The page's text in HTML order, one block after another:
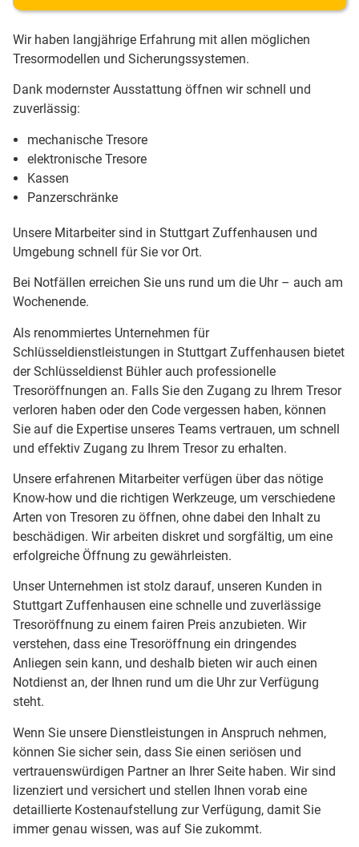
Wir haben langjährige Erfahrung mit allen möglichen
Tresormodellen und Sicherungssystemen.
Dank modernster Ausstattung öffnen wir schnell und
zuverlässig:
mechanische Tresore
elektronische Tresore
Kassen
Panzerschränke
Unsere Mitarbeiter sind in Stuttgart Zuffenhausen und
Umgebung schnell für Sie vor Ort.
Bei Notfällen erreichen Sie uns rund um die Uhr – auch am
Wochenende.
Als renommiertes Unternehmen für
Schlüsseldienstleistungen in Stuttgart Zuffenhausen bietet
der Schlüsseldienst Bühler auch professionelle
Tresoröffnungen an. Falls Sie den Zugang zu Ihrem Tresor
verloren haben oder den Code vergessen haben, können
Sie auf die Expertise unseres Teams vertrauen, um schnell
und effektiv Zugang zu Ihrem Tresor zu erhalten.
Unsere erfahrenen Mitarbeiter verfügen über das nötige
Know-how und die richtigen Werkzeuge, um verschiedene
Arten von Tresoren zu öffnen, ohne dabei den Inhalt zu
beschädigen. Wir arbeiten diskret und sorgfältig, um eine
erfolgreiche Öffnung zu gewährleisten.
Unser Unternehmen ist stolz darauf, unseren Kunden in
Stuttgart Zuffenhausen eine schnelle und zuverlässige
Tresoröffnung zu einem fairen Preis anzubieten. Wir
verstehen, dass eine Tresoröffnung ein dringendes
Anliegen sein kann, und deshalb bieten wir auch einen
Notdienst an, der Ihnen rund um die Uhr zur Verfügung
steht.
Wenn Sie unsere Dienstleistungen in Anspruch nehmen,
können Sie sicher sein, dass Sie einen seriösen und
vertrauenswürdigen Partner an Ihrer Seite haben. Wir sind
lizenziert und versichert und stellen Ihnen vorab eine
detaillierte Kostenaufstellung zur Verfügung, damit Sie
immer genau wissen, was auf Sie zukommt.